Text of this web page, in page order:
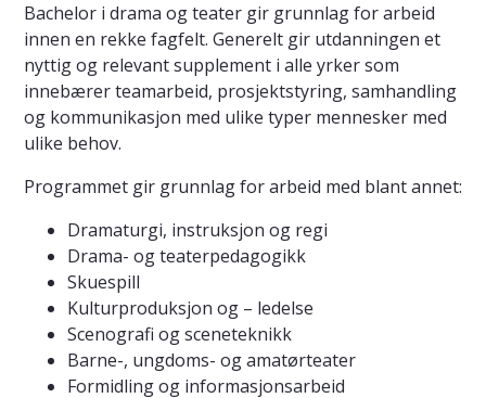
Bachelor i drama og teater gir grunnlag for arbeid
innen en rekke fagfelt. Generelt gir utdanningen et
nyttig og relevant supplement i alle yrker som
innebærer teamarbeid, prosjektstyring, samhandling
og kommunikasjon med ulike typer mennesker med
ulike behov.
Programmet gir grunnlag for arbeid med blant annet:
Dramaturgi, instruksjon og regi
Drama- og teaterpedagogikk
Skuespill
Kulturproduksjon og – ledelse
Scenografi og sceneteknikk
Barne-, ungdoms- og amatørteater
Formidling og informasjonsarbeid